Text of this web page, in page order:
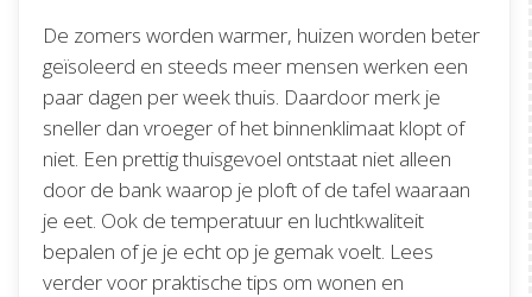
De zomers worden warmer, huizen worden beter
geïsoleerd en steeds meer mensen werken een
paar dagen per week thuis. Daardoor merk je
sneller dan vroeger of het binnenklimaat klopt of
niet. Een prettig thuisgevoel ontstaat niet alleen
door de bank waarop je ploft of de tafel waaraan
je eet. Ook de temperatuur en luchtkwaliteit
bepalen of je je echt op je gemak voelt. Lees
verder voor praktische tips om wonen en